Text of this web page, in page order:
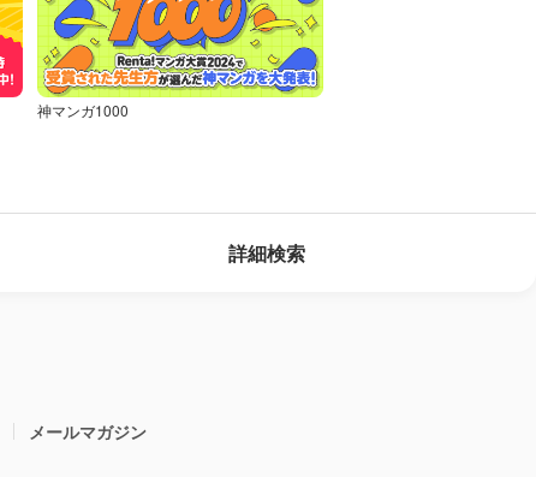
神マンガ1000
詳細検索
メールマガジン